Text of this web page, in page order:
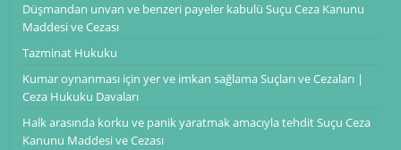
Düşmandan unvan ve benzeri payeler kabulü Suçu Ceza Kanunu
Maddesi ve Cezası
Tazminat Hukuku
Kumar oynanması için yer ve imkan sağlama Suçları ve Cezaları |
Ceza Hukuku Davaları
Halk arasında korku ve panik yaratmak amacıyla tehdit Suçu Ceza
Kanunu Maddesi ve Cezası